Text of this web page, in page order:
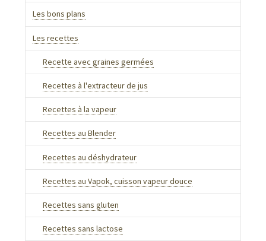
Les bons plans
Les recettes
Recette avec graines germées
Recettes à l'extracteur de jus
Recettes à la vapeur
Recettes au Blender
Recettes au déshydrateur
Recettes au Vapok, cuisson vapeur douce
Recettes sans gluten
Recettes sans lactose